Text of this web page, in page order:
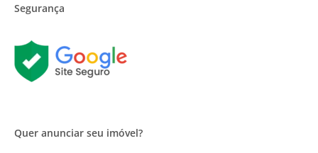
Segurança
Quer anunciar seu imóvel?